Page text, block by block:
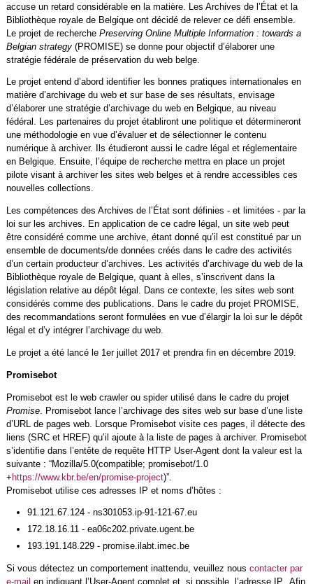
accuse un retard considérable en la matière. Les Archives de l’État et la
Bibliothèque royale de Belgique ont décidé de relever ce défi ensemble.
Le projet de recherche Preserving Online Multiple Information : towards a
Belgian strategy (PROMISE) se donne pour objectif d’élaborer une
stratégie fédérale de préservation du web belge.
Le projet entend d’abord identifier les bonnes pratiques internationales en
matière d’archivage du web et sur base de ses résultats, envisage
d’élaborer une stratégie d’archivage du web en Belgique, au niveau
fédéral. Les partenaires du projet établiront une politique et détermineront
une méthodologie en vue d’évaluer et de sélectionner le contenu
numérique à archiver. Ils étudieront aussi le cadre légal et réglementaire
en Belgique. Ensuite, l’équipe de recherche mettra en place un projet
pilote visant à archiver les sites web belges et à rendre accessibles ces
nouvelles collections.
Les compétences des Archives de l’État sont définies - et limitées - par la
loi sur les archives. En application de ce cadre légal, un site web peut
être considéré comme une archive, étant donné qu’il est constitué par un
ensemble de documents/de données créés dans le cadre des activités
d’un certain producteur d’archives. Les activités d’archivage du web de la
Bibliothèque royale de Belgique, quant à elles, s’inscrivent dans la
législation relative au dépôt légal. Dans ce contexte, les sites web sont
considérés comme des publications. Dans le cadre du projet PROMISE,
des recommandations seront formulées en vue d’élargir la loi sur le dépôt
légal et d’y intégrer l’archivage du web.
Le projet a été lancé le 1er juillet 2017 et prendra fin en décembre 2019.
Promisebot
Promisebot est le web crawler ou spider utilisé dans le cadre du projet
Promise. Promisebot lance l’archivage des sites web sur base d’une liste
d’URL de pages web. Lorsque Promisebot visite ces pages, il détecte des
liens (SRC et HREF) qu’il ajoute à la liste de pages à archiver. Promisebot
s’identifie dans l’entête de requête HTTP User-Agent dont la valeur est la
suivante : “Mozilla/5.0(compatible; promisebot/1.0
+https://www.kbr.be/en/promise-project)”.
Promisebot utilise ces adresses IP et noms d’hôtes :
91.121.67.124 - ns301053.ip-91-121-67.eu
172.18.16.11 - ea06c202.private.ugent.be
193.191.148.229 - promise.ilabt.imec.be
Si vous détectez un comportement inattendu, veuillez nous contacter par
e-mail en indiquant l’User-Agent complet et, si possible, l’adresse IP. Afin